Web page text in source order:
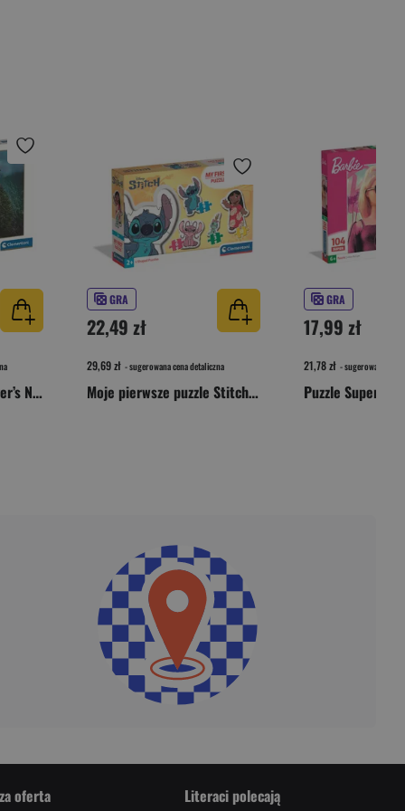
Puzzle 500 HQ The Tiger’s Nest 35614
GRA
22,49 zł
29,69 zł - sugerowana cena detaliczna
Moje pierwsze puzzle Stitch 20595
GRA
17,99 zł
21,78 zł - sugerowana
oferta Literaci polecają